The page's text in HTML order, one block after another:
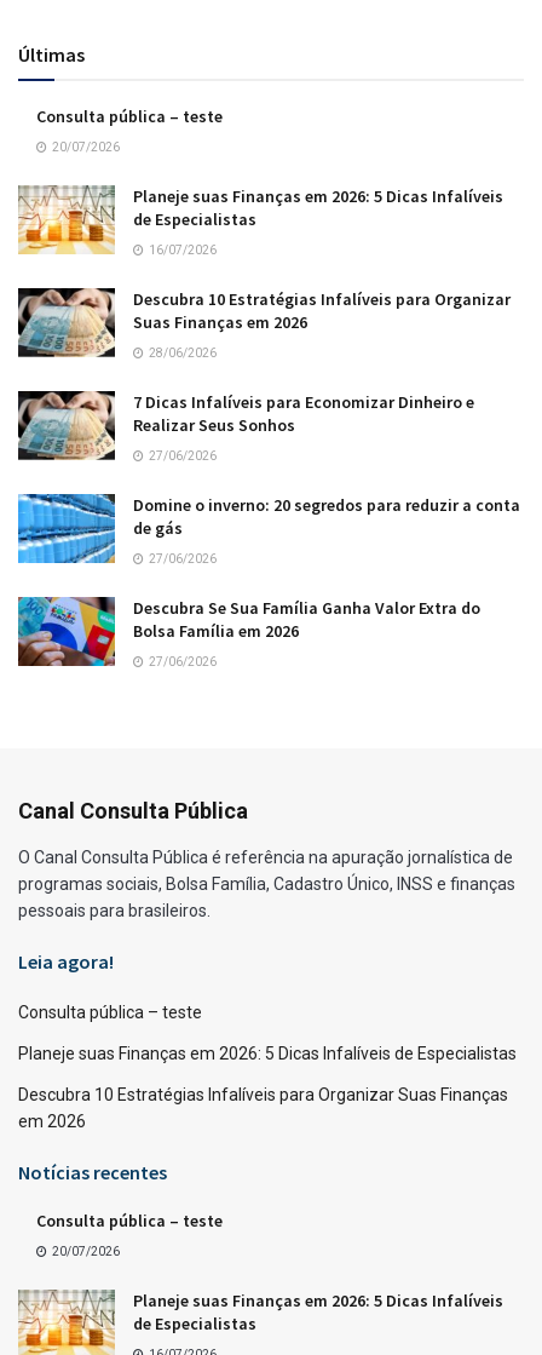
Últimas
Consulta pública – teste
20/07/2026
Planeje suas Finanças em 2026: 5 Dicas Infalíveis
de Especialistas
16/07/2026
Descubra 10 Estratégias Infalíveis para Organizar
Suas Finanças em 2026
28/06/2026
7 Dicas Infalíveis para Economizar Dinheiro e
Realizar Seus Sonhos
27/06/2026
Domine o inverno: 20 segredos para reduzir a conta
de gás
27/06/2026
Descubra Se Sua Família Ganha Valor Extra do
Bolsa Família em 2026
27/06/2026
Canal Consulta Pública
O Canal Consulta Pública é referência na apuração jornalística de
programas sociais, Bolsa Família, Cadastro Único, INSS e finanças
pessoais para brasileiros.
Leia agora!
Consulta pública – teste
Planeje suas Finanças em 2026: 5 Dicas Infalíveis de Especialistas
Descubra 10 Estratégias Infalíveis para Organizar Suas Finanças
em 2026
Notícias recentes
Consulta pública – teste
20/07/2026
Planeje suas Finanças em 2026: 5 Dicas Infalíveis
de Especialistas